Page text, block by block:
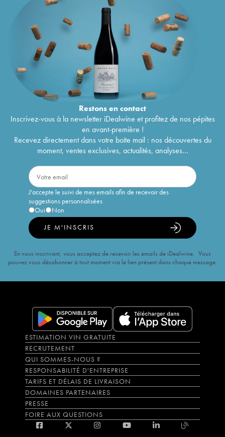
Restons encontact
Inscrivez-vous à la newsletter iDealwine et profitez de nos pépites
en avant-première !
Recevez directement dans votre boîte mail : nos découvertes du
moment, ventes exclusives, actualités, analyses...
J'accepte le suivi de mes emails afin de recevoir des
suggestions personnalisées
Oui
Non
JE M'INSCRIS
En vous inscrivant, vous acceptez de recevoir les emails de iDealwine. Vous
pouvez vous désabonner à tout moment via le lien présent dans chaque message.
ESTIMATION VIN GRATUITE
RECRUTEMENT
QUI SOMMES-NOUS ?
RESPONSABILITÉ D'ENTREPRISE
TARIFS ET DÉLAIS DE LIVRAISON
DOMAINES PARTENAIRES
PRESSE
FOIRE AUX QUESTIONS